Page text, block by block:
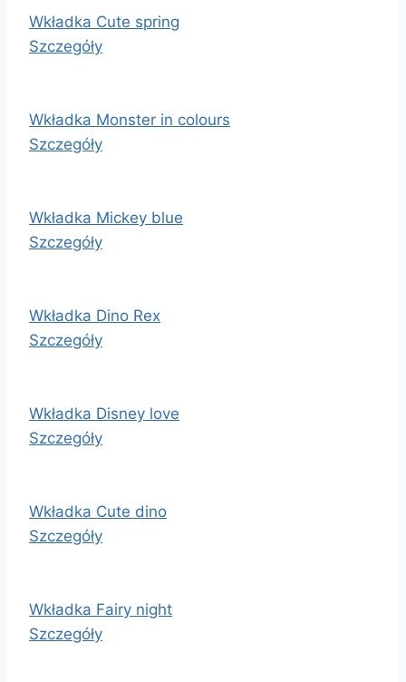
Wkładka Cute spring
Szczegóły
Wkładka Monster in colours
Szczegóły
Wkładka Mickey blue
Szczegóły
Wkładka Dino Rex
Szczegóły
Wkładka Disney love
Szczegóły
Wkładka Cute dino
Szczegóły
Wkładka Fairy night
Szczegóły